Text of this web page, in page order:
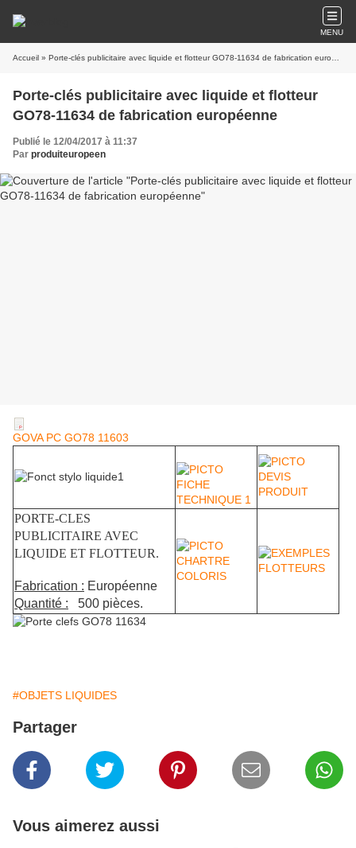
MENU
Accueil » Porte-clés publicitaire avec liquide et flotteur GO78-11634 de fabrication européenne
Porte-clés publicitaire avec liquide et flotteur
GO78-11634 de fabrication européenne
Publié le 12/04/2017 à 11:37
Par produiteuropeen
GOVA PC GO78 11603
PORTE-CLES
PUBLICITAIRE AVEC
LIQUIDE ET FLOTTEUR.
Fabrication : Européenne
Quantité : 500 pièces.
#OBJETS LIQUIDES
Partager
Vous aimerez aussi